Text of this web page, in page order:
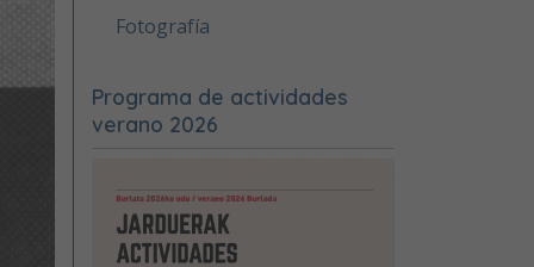
Fotografía
Programa de actividades
verano 2026